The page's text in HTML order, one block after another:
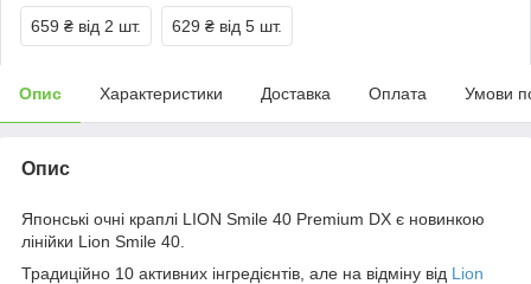
659 ₴ від 2 шт. 629 ₴ від 5 шт.
Опис Характеристики Доставка Оплата Умови
Опис
Японські очні краплі LION Smile 40 Premium DX є новинкою
лінійки Lion Smile 40.
Традиційно 10 активних інгредієнтів, але на відміну від Lion